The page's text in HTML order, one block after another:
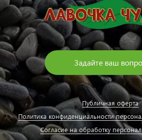
Задайте ваш
Публичная оферта
Политика конфиденциальности
Согласие на обработку